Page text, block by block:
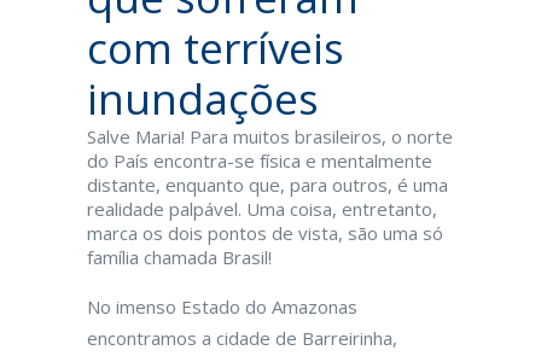
BRINDES
com terríveis
inundações
Salve Maria! Para muitos brasileiros, o norte
do País encontra-se física e mentalmente
distante, enquanto que, para outros, é uma
realidade palpável. Uma coisa, entretanto,
marca os dois pontos de vista, são uma só
família chamada Brasil!
No imenso Estado do Amazonas
encontramos a cidade de Barreirinha,